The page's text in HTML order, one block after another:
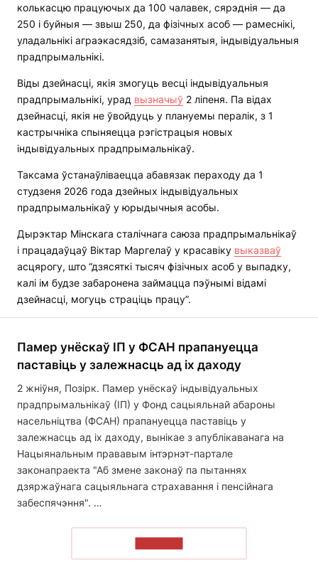
колькасцю працуючых да 100 чалавек, сярэднія — да
250 і буйныя — звыш 250, да фізічных асоб — рамеснікі,
уладальнікі аграэкасядзіб, самазанятыя, індывідуальныя
прадпрымальнікі.
Віды дзейнасці, якія змогуць весці індывідуальныя
прадпрымальнікі, урад вызначыў 2 ліпеня. Па відах
дзейнасці, якія не ўвойдуць у плануемы пералік, з 1
кастрычніка спыняецца рэгістрацыя новых
індывідуальных прадпрымальнікаў.
Таксама ўстанаўліваецца абавязак пераходу да 1
студзеня 2026 года дзейных індывідуальных
прадпрымальнікаў у юрыдычныя асобы.
Дырэктар Мінскага сталічнага саюза прадпрымальнікаў
і працадаўцаў Віктар Маргелаў у красавіку выказваў
асцярогу, што “дзясяткі тысяч фізічных асоб у выпадку,
калі ім будзе забаронена займацца пэўнымі відамі
дзейнасці, могуць страціць працу”.
Памер унёскаў ІП у ФСАН прапануецца
паставіць у залежнасць ад іх даходу
2 жніўня, Позірк. Памер унёскаў індывідуальных
прадпрымальнікаў (ІП) у Фонд сацыяльнай абароны
насельніцтва (ФСАН) прапануецца паставіць у
залежнасць ад іх даходу, вынікае з апублікаванага на
Нацыянальным прававым інтэрнэт-партале
законапраекта "Аб змене законаў па пытаннях
дзяржаўнага сацыяльнага страхавання і пенсійнага
забеспячэння". …